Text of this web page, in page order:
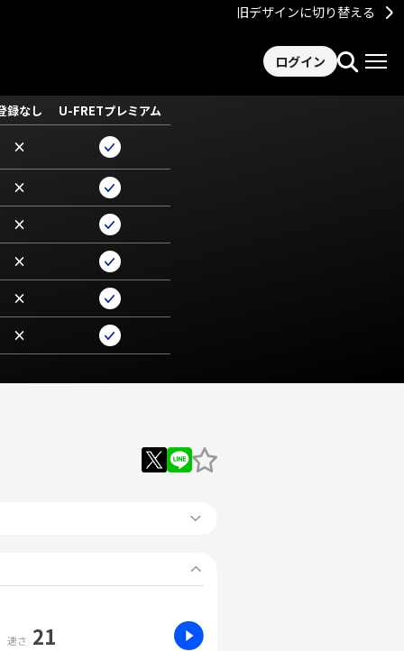
旧デザインに切り替える
ログイン
録なし U-FRETプレミアム
×
×
×
×
×
×
速さ 21